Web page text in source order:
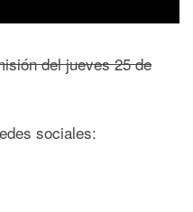
del jueves 25 de
sociales: